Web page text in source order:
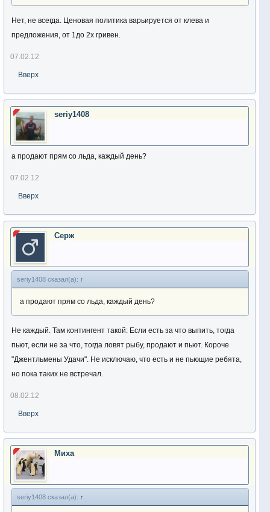
Нет, не всегда. Ценовая политика варьируется от клева и
предложения, от 1до 2х гривен.
07.02.12
Вверх
seriy1408
а продают прям со льда, каждый день?
07.02.12
Вверх
Серж
seriy1408 сказал(а): ↑
а продают прям со льда, каждый день?
Не каждый. Там контингент такой: Если есть за что выпить, тогда
пьют, если не за что, тогда ловят рыбу, продают и пьют. Короче
"Джентльмены Удачи". Не исключаю, что есть и не пьющие ребята,
но пока таких не встречал.
08.02.12
Вверх
Миха
seriy1408 сказал(а): ↑